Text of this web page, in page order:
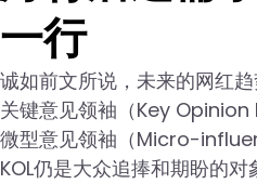
一行
诚如前文所说，未来的网红
关键意见领袖（Key Opinion
微型意见领袖（Micro-
KOL仍是大众追捧和期盼的对